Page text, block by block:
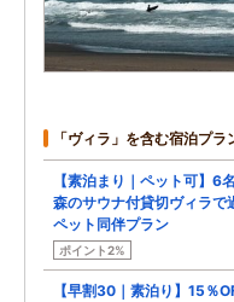
「ヴィラ」を含む宿泊プラ
【素泊まり｜ペット可】6
森のサウナ付貸切ヴィラで
ペット同伴プラン
ポイント2%
【早割30｜素泊り】15％